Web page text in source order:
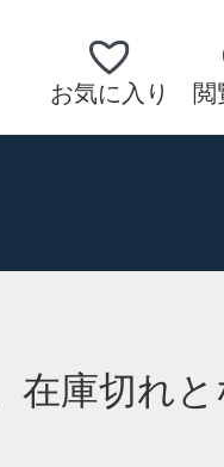
お気に入り 閲
在庫切れ